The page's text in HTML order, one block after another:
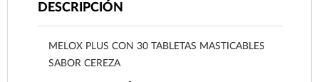
DESCRIPCIÓN
MELOX PLUS CON 30 TABLETAS MASTICABLES
SABOR CEREZA